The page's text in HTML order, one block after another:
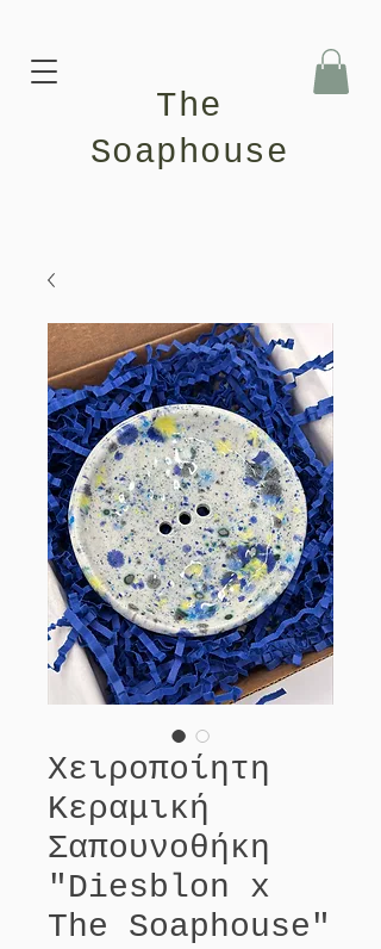
The
Soaphouse
Χειροποίητη
Κεραμική
Σαπουνοθήκη
"Diesblon x
The Soaphouse"